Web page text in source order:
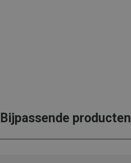
Bijpassende producten